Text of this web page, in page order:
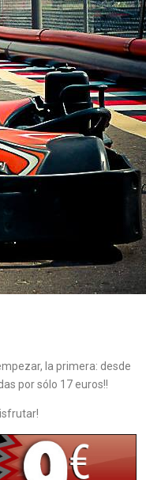
la primera: desde
por sólo 17 euros!!